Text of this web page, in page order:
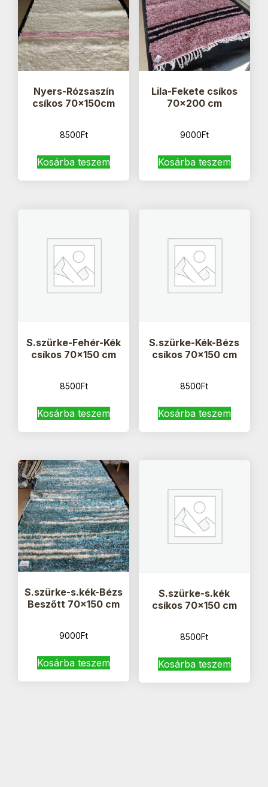
Nyers-Rózsaszín
csíkos 70x150cm
8500Ft
Kosárba teszem
Lila-Fekete csíkos
70×200 cm
9000Ft
Kosárba teszem
S.szürke-Fehér-Kék
csíkos 70×150 cm
8500Ft
Kosárba teszem
S.szürke-Kék-Bézs
csíkos 70×150 cm
8500Ft
Kosárba teszem
S.szürke-s.kék-Bézs
Beszőtt 70×150 cm
9000Ft
Kosárba teszem
S.szürke-s.kék
csíkos 70×150 cm
8500Ft
Kosárba teszem